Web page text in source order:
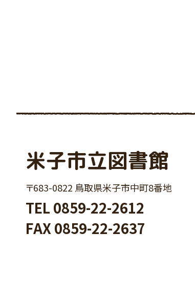
米子市立図書館
〒683-0822 鳥取県米子市中町8番地
TEL 0859-22-2612
FAX 0859-22-2637